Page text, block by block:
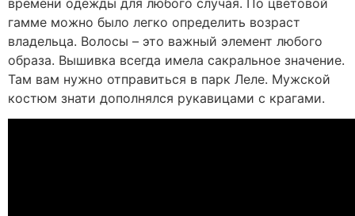
гамме можно было легко определить возраст
владельца. Волосы – это важный элемент любого
образа. Вышивка всегда имела сакральное значение.
Там вам нужно отправиться в парк Леле. Мужской
костюм знати дополнялся рукавицами с крагами.